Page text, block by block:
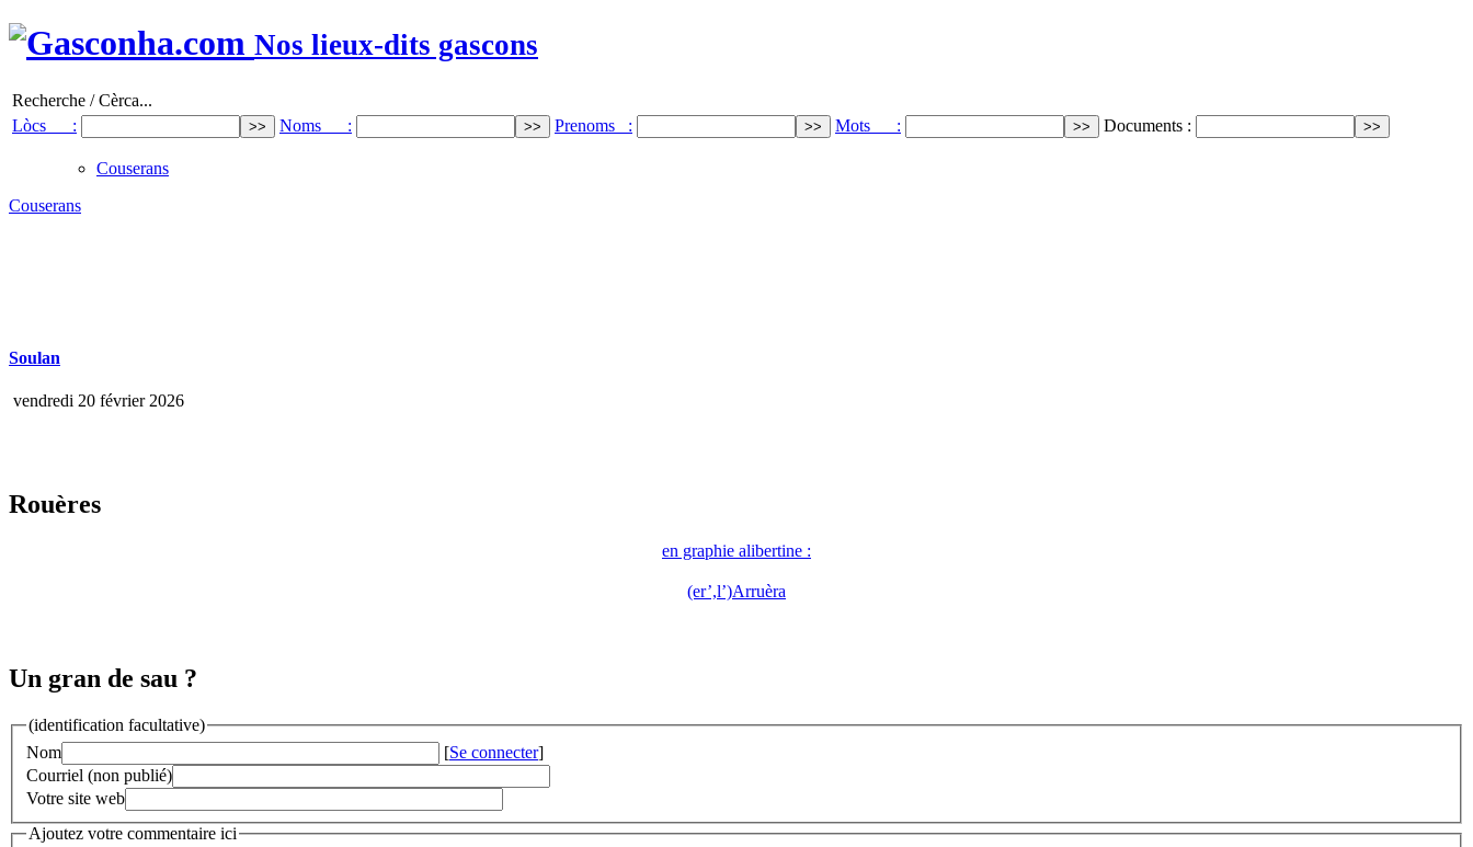
Nos lieux-dits gascons
Recherche / Cèrca...
Lòcs :
Noms : Prenoms : Mots : Documents :
Couserans
Couserans
Soulan
vendredi 20 février 2026
Rouères
en graphie alibertine :
(er’,l’)Arruèra
Un gran de sau ?
(identification facultative)
Nom
[Se connecter]
Courriel (non publié)
Votre site web
Ajoutez votre commentaire ici